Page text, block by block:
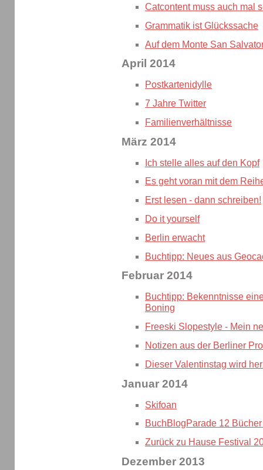
Catcontent muss auch mal
Grammatik ist Glückssache
Auf dem Monte San
April 2014
Postkartenidylle
7 Jahre Twitter
Familienverhältnisse
März 2014
Ich stelle alles auf den Kopf
Es geht voran mit dem
Erst lesen - dann schreiben!
Do it yourself
Berlin erwacht
Buchtipp: Neues aus
Februar 2014
Buchtipp: Bekenntnisse
Boning
Freeski Slopestyle - Mein
Notizen aus der Berliner
Dieser Valentinstag wird
Januar 2014
Skifoan
BuchBlogParade 12
Zurück zu Hause Festival
Dezember 2013